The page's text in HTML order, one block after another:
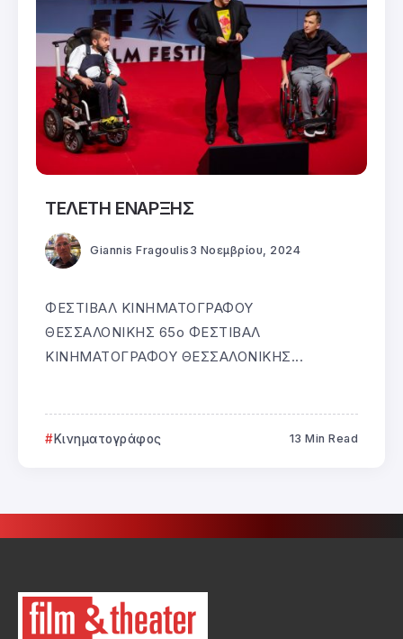
ΤΕΛΕΤΗ ΕΝΑΡΞΗΣ
Giannis Fragoulis 3 Νοεμβρίου, 2024
ΦΕΣΤΙΒΑΛ ΚΙΝΗΜΑΤΟΓΡΑΦΟΥ
ΘΕΣΣΑΛΟΝΙΚΗΣ 65ο ΦΕΣΤΙΒΑΛ
ΚΙΝΗΜΑΤΟΓΡΑΦΟΥ ΘΕΣΣΑΛΟΝΙΚΗΣ...
Κινηματογράφος 13 Min Read